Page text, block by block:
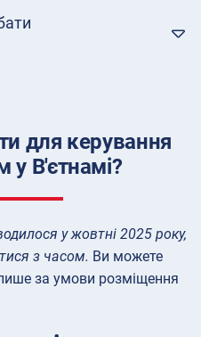
для керування
у В'єтнамі?
у жовтні 2025 року,
з часом. Ви можете
за умови розміщення